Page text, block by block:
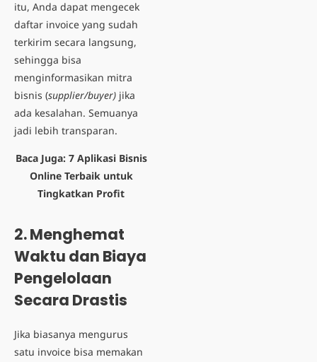
itu, Anda dapat mengecek
daftar invoice yang sudah
terkirim secara langsung,
sehingga bisa
menginformasikan mitra
bisnis (supplier/buyer) jika
ada kesalahan. Semuanya
jadi lebih transparan.
Baca Juga: 7 Aplikasi Bisnis
Online Terbaik untuk
Tingkatkan Profit
2.Menghemat
Waktu dan Biaya
Pengelolaan
Secara Drastis
Jika biasanya mengurus
satu invoice bisa memakan